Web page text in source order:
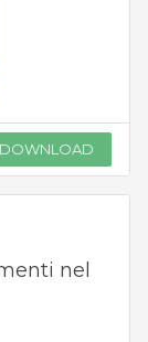
DOWNLOAD
nel